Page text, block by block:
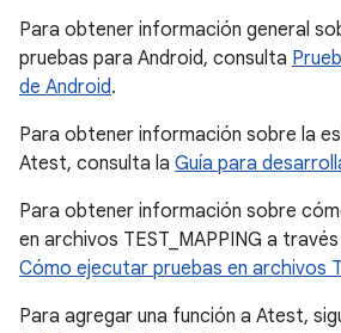
Para obtener información general
pruebas para Android, consulta
de Android.
Para obtener información sobre la
Atest, consulta la Guía para
Para obtener información sobre
en archivos TEST_MAPPING a
Cómo ejecutar pruebas en archivos
Para agregar una función a Atest,